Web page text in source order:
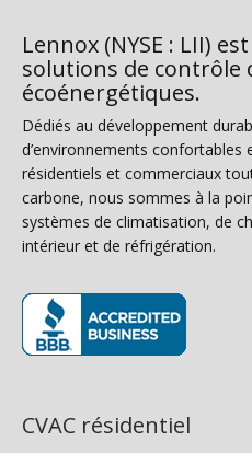
Lennox (NYSE : LII)
solutions de contrôle
écoénergétiques.
Dédiés au développement
d’environnements confortables
résidentiels et commerciaux
carbone, nous sommes à la
systèmes de climatisation, de
intérieur et de réfrigération.
CVAC résidentiel